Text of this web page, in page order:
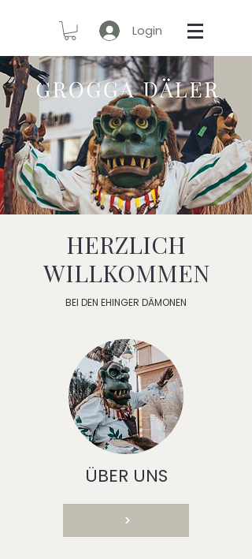
Login
HERZLICH
WILLKOMMEN
BEI DEN EHINGER DÄMONEN
ÜBER UNS